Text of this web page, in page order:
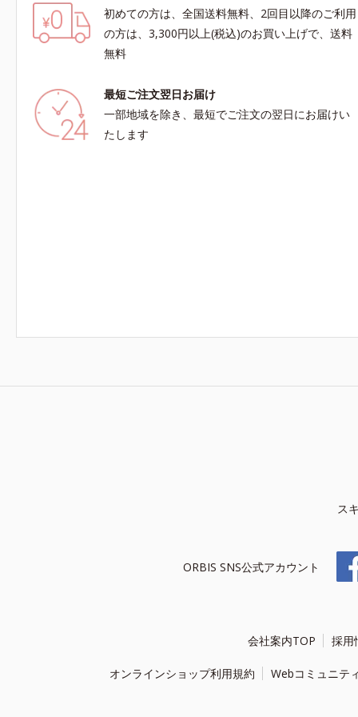
初めての方は、全国送料無料、2回目以降のご利用
の方は、3,300円以上(税込)のお買い上げで、送料
無料
最短ご注文翌日お届け
一部地域を除き、最短でご注文の翌日にお届けい
たします
ス
ORBIS SNS公式アカウント
会社案内TOP 採用
オンラインショップ利用規約 Webコミュニテ